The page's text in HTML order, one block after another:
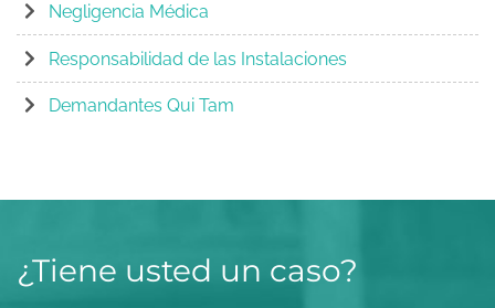
Negligencia Médica
Responsabilidad de las Instalaciones
Demandantes Qui Tam
¿Tiene usted un caso?